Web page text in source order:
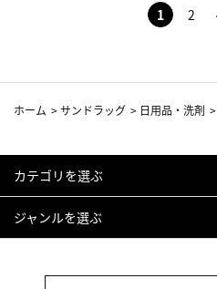
1 2
ホーム >サンドラッグ > 日用品・洗剤 >
カテゴリを選ぶ
ジャンルを選ぶ